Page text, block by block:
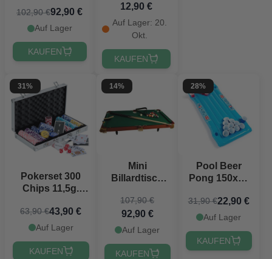
PartyVikings ®
3x
102,90 €92,90 €
Auf Lager
KAUFEN
Farben -
60x104 cm
12,90 €
Auf Lager: 20.
Okt.
KAUFEN
31%
Pokerset 300
Chips 11,5g.
High Stakes
PartyVikings
63,90 €43,90 €
Auf Lager
KAUFEN
14%
Mini
Billardtisch
107,90 €
92,90 €
Auf Lager
KAUFEN
28%
Pool Beer
Pong 150x67
31,90 €22,90 €
Auf Lager
KAUFEN